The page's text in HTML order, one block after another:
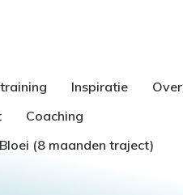
Inspiratie
Over
Coaching
(8 maanden traject)